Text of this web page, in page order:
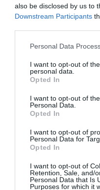
also be disclosed by us to
Downstream Participants
Please note that this
not limited to your visit or
grant or deny consent to
use your data for below
consent section.
Personal Data
I want to opt-out of
personal data.
Opted In
I want to opt-out of
Personal Data.
Opted In
I want to opt-out of
Personal Data for
Opted In
I want to opt-out of
Retention, Sale, and/
Personal Data that Is
Purposes for which it
Galleta.Contenido
nutricionalValores por
energético2023kJ/
cuales
de galletas:
utilizaciónAlmacenar
seco.Información del
S.L.U.Avda.